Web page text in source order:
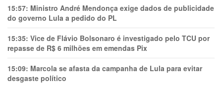
15:57: Ministro André Mendonça exige dados de publicidade
do governo Lula a pedido do PL
15:35: Vice de Flávio Bolsonaro é investigado pelo TCU por
repasse de R$ 6 milhões em emendas Pix
15:09: Marcola se afasta da campanha de Lula para evitar
desgaste político